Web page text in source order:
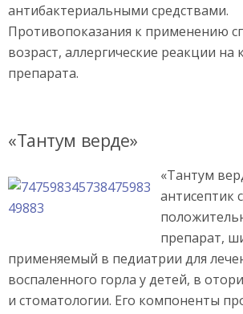
антибактериальными средствами.
Противопоказания к применению
возраст, аллергические реакции
препарата.
«Тантум верде»
«Тантум
антисептик
препарат,
применяемый в педиатрии для
воспаленного горла у детей, в
и стоматологии. Его компоненты